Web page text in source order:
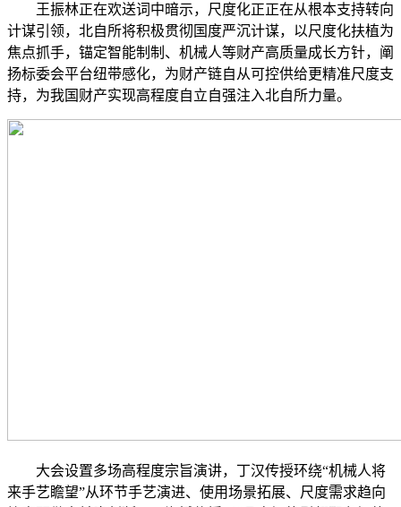
王振林正在欢送词中暗示，尺度化正正在从根本支持转向
计谋引领，北自所将积极贯彻国度严沉计谋，以尺度化扶植为
焦点抓手，锚定智能制制、机械人等财产高质量成长方针，阐
扬标委会平台纽带感化，为财产链自从可控供给更精准尺度支
持，为我国财产实现高程度自立自强注入北自所力量。
大会设置多场高程度宗旨演讲，丁汉传授环绕“机械人将
来手艺瞻望”从环节手艺演进、使用场景拓展、尺度需求趋向